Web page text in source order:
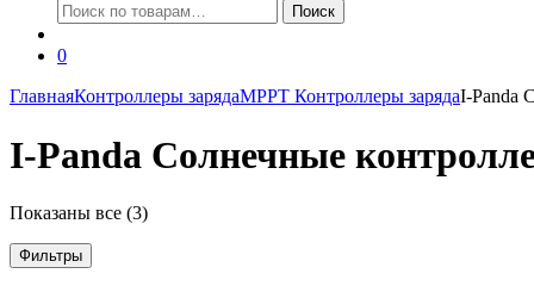
Искать:
Поиск
0
ГлавнаяКонтроллеры зарядаMPPT Контроллеры зарядаI-Panda
I-Panda Солнечные
Показаны все (3)
Фильтры